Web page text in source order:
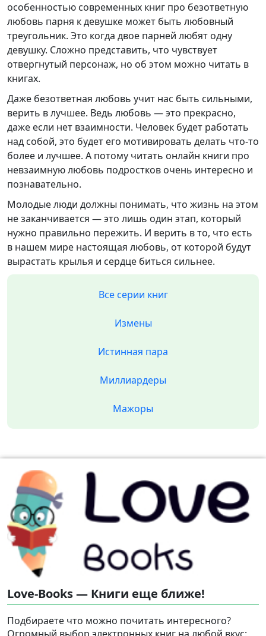
особенностью современных книг про безответную
любовь парня к девушке может быть любовный
треугольник. Это когда двое парней любят одну
девушку. Сложно представить, что чувствует
отвергнутый персонаж, но об этом можно читать в
книгах.
Даже безответная любовь учит нас быть сильными,
верить в лучшее. Ведь любовь — это прекрасно,
даже если нет взаимности. Человек будет работать
над собой, это будет его мотивировать делать что-то
более и лучшее. А потому читать онлайн книги про
невзаимную любовь подростков очень интересно и
познавательно.
Молодые люди должны понимать, что жизнь на этом
не заканчивается — это лишь один этап, который
нужно правильно пережить. И верить в то, что есть
в нашем мире настоящая любовь, от которой будут
вырастать крылья и сердце биться сильнее.
Все серии книг
Измены
Истинная пара
Миллиардеры
Мажоры
Love-Books — Книги еще ближе!
Подбираете что можно почитать интересного?
Огромный выбор электронных книг на любой вкус: